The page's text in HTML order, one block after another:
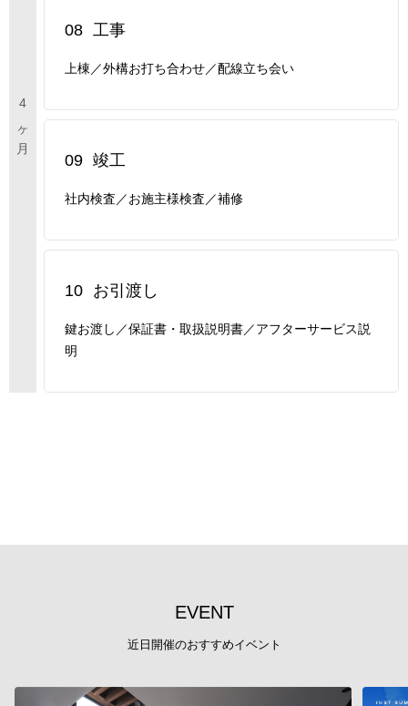
08 工事
上棟／外構お打ち合わせ／配線立ち会い
09 竣工
社内検査／お施主様検査／補修
10 お引渡し
鍵お渡し／保証書・取扱説明書／アフターサービス説
明
EVENT
近日開催のおすすめイベント